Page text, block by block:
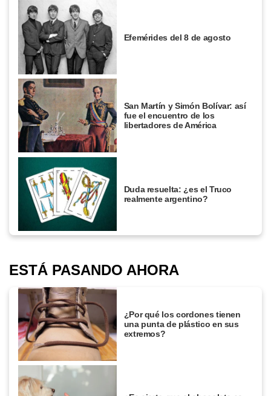
Efemérides del 8 de agosto
San Martín y Simón Bolívar: así
fue el encuentro de los
libertadores de América
Duda resuelta: ¿es el Truco
realmente argentino?
ESTÁ PASANDO AHORA
¿Por qué los cordones tienen
una punta de plástico en sus
extremos?